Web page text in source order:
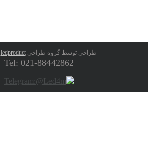
طراحی توسط گروه طراحی led4m :ledproduct
Tel: 021-88442862